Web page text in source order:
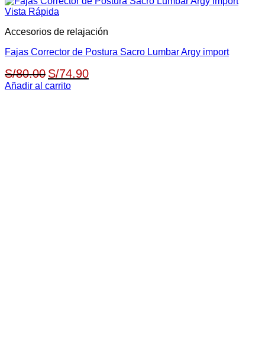
Vista Rápida
Accesorios de relajación
Fajas Corrector de Postura Sacro Lumbar Argy import
S/80.00 El
precio
S/74.90El
Añadir al carrito